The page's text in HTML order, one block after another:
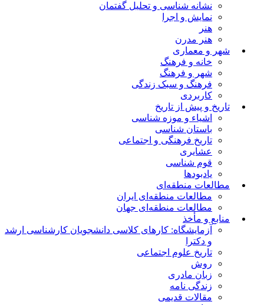
نشانه شناسی و تحلیل گفتمان
نمایش و اجرا
هنر
هنر مدرن
شهر و معماری
خانه و فرهنگ
شهر و فرهنگ
فرهنگ و سبک زندگی
کاربردی
تاریخ و پیش از تاریخ
اشیاء و موزه شناسی
باستان شناسی
تاریخ فرهنگی و اجتماعی
عشایری
قوم شناسی
یادبودها
مطالعات منطقه‌ای
مطالعات منطقه‌ای ایران
مطالعات منطقه‌ای جهان
منابع و مأخذ
آزمایشگاه: کارهای کلاسی دانشجویان کارشناسی ارشد
و دکترا
تاریخ علوم اجتماعی
روش
زبان مادری
زندگی نامه
مقالات قدیمی